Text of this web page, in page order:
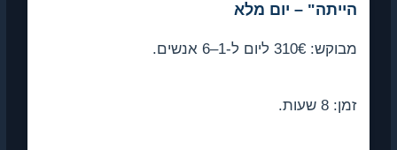
– יום מלא
310€ ליום ל-1–6 אנשים.